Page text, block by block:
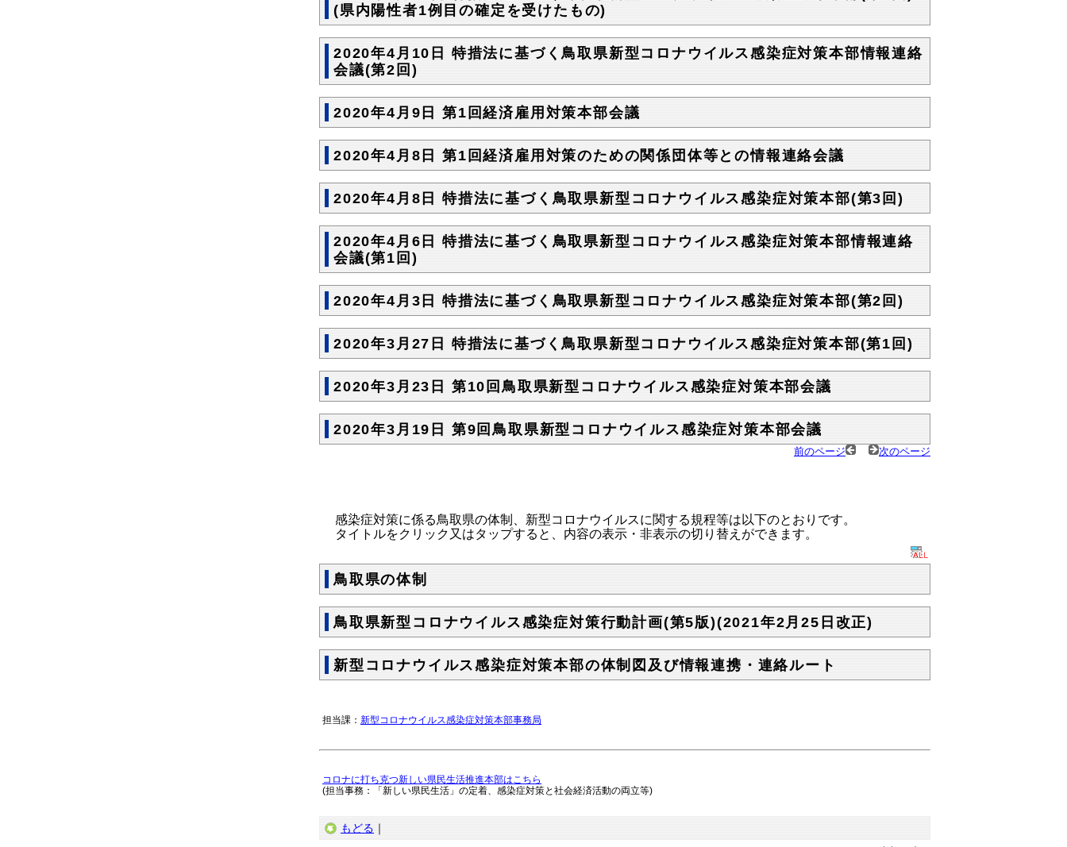
(県内陽性者1例目の確定を受けたもの)
2020年4月10日 特措法に基づく鳥取県新型コロナウイルス感染症対策本部情報連絡
会議(第2回)
2020年4月9日 第1回経済雇用対策本部会議
2020年4月8日 第1回経済雇用対策のための関係団体等との情報連絡会議
2020年4月8日 特措法に基づく鳥取県新型コロナウイルス感染症対策本部(第3回)
2020年4月6日 特措法に基づく鳥取県新型コロナウイルス感染症対策本部情報連絡
会議(第1回)
2020年4月3日 特措法に基づく鳥取県新型コロナウイルス感染症対策本部(第2回)
2020年3月27日 特措法に基づく鳥取県新型コロナウイルス感染症対策本部(第1回)
2020年3月23日 第10回鳥取県新型コロナウイルス感染症対策本部会議
2020年3月19日 第9回鳥取県新型コロナウイルス感染症対策本部会議
前のページ 次のページ
感染症対策に係る鳥取県の体制、新型コロナウイルスに関する規程等は以下のとおりです。
タイトルをクリック又はタップすると、内容の表示・非表示の切り替えができます。
鳥取県の体制
鳥取県新型コロナウイルス感染症対策行動計画(第5版)(2021年2月25日改正)
新型コロナウイルス感染症対策本部の体制図及び情報連携・連絡ルート
担当課： 新型コロナウイルス感染症対策本部事務局
コロナに打ち克つ新しい県民生活推進本部はこちら
(担当事務：「新しい県民生活」の定着、感染症対策と社会経済活動の両立等)
もどる ｜